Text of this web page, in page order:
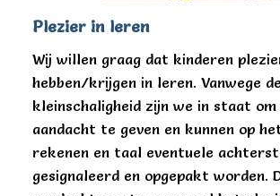
Plezier in leren
Wij willen graag dat kinderen
hebben/krijgen in leren. Vanwege de
kleinschaligheid zijn we in staat
aandacht te geven en kunnen op
rekenen en taal eventuele
gesignaleerd en opgepakt worden.